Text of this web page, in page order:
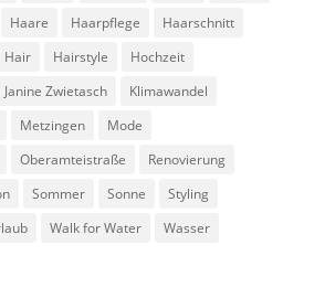
Haare Haarpflege
Haarschnitt
Hair Hairstyle
Hochzeit
Janine Zwietasch
Klimawandel
Metzingen
Mode
Oberamteistraße
Renovierung
Sommer Sonne
Styling
Walk for Water
Wasser